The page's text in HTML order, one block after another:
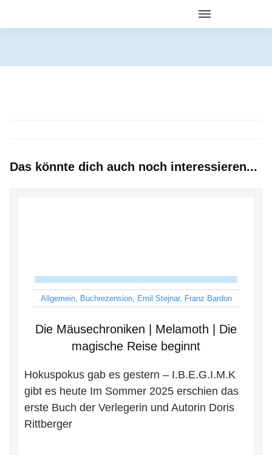
Das könnte dich auch noch interessieren...
Allgemein, Buchrezension, Emil Stejnar, Franz Bardon
Die Mäusechroniken | Melamoth | Die
magische Reise beginnt
Hokuspokus gab es gestern – I.B.E.G.I.M.K
gibt es heute Im Sommer 2025 erschien das
erste Buch der Verlegerin und Autorin Doris
Rittberger